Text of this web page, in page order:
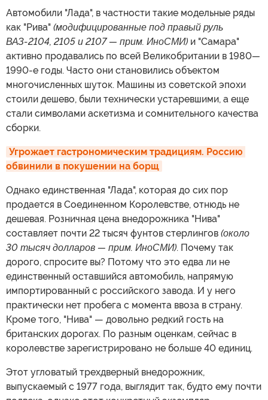
Автомобили "Лада", в частности такие модельные ряды
как "Рива" (модифицированные под правый руль
ВАЗ-2104, 2105 и 2107 — прим. ИноСМИ) и "Самара"
активно продавались по всей Великобритании в 1980—
1990-е годы. Часто они становились объектом
многочисленных шуток. Машины из советской эпохи
стоили дешево, были технически устаревшими, а еще
стали символами аскетизма и сомнительного качества
сборки.
Угрожает гастрономическим традициям. Россию
обвинили в покушении на борщ
Однако единственная "Лада", которая до сих пор
продается в Соединенном Королевстве, отнюдь не
дешевая. Розничная цена внедорожника "Нива"
составляет почти 22 тысяч фунтов стерлингов (около
30 тысяч долларов — прим. ИноСМИ). Почему так
дорого, спросите вы? Потому что это едва ли не
единственный оставшийся автомобиль, напрямую
импортированный с российского завода. И у него
практически нет пробега с момента ввоза в страну.
Кроме того, "Нива" — довольно редкий гость на
британских дорогах. По разным оценкам, сейчас в
королевстве зарегистрировано не больше 40 единиц.
Этот угловатый трехдверный внедорожник,
выпускаемый с 1977 года, выглядит так, будто ему почти